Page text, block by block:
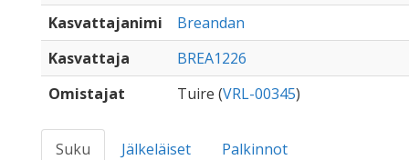
Kasvattajanimi
Breandan
Kasvattaja
BREA1226
Omistajat
Tuire (VRL-00345)
Suku Jälkeläiset
Palkinnot